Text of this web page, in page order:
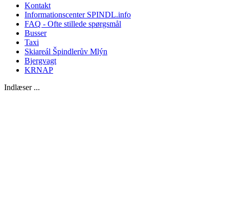
Kontakt
Informationscenter SPINDL.info
FAQ - Ofte stillede spørgsmål
Busser
Taxi
Skiareál Špindlerův Mlýn
Bjergvagt
KRNAP
Indlæser ...